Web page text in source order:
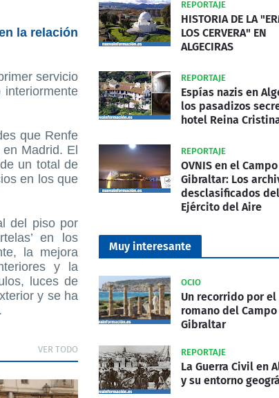
la relación
servicio
que Renfe
Madrid. El
un total de
en los que
del piso por
en los
la mejora
y la
luces de
y se ha
VER TODO
REPORTAJE
HISTORIA DE LA
LOS CERVERA" EN
ALGECIRAS
REPORTAJE
Espías nazis en
los pasadizos
hotel Reina
REPORTAJE
OVNIS en el
Gibraltar: Los
desclasificados del
Ejército del Aire
Muy interesante
OCIO
Un recorrido por
romano del
Gibraltar
REPORTAJE
La Guerra Civil en
y su entorno